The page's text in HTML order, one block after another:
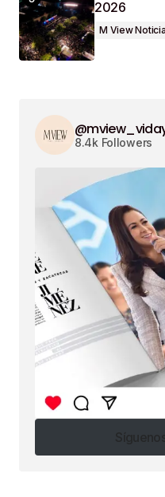
2026
M View
8.4k Followers